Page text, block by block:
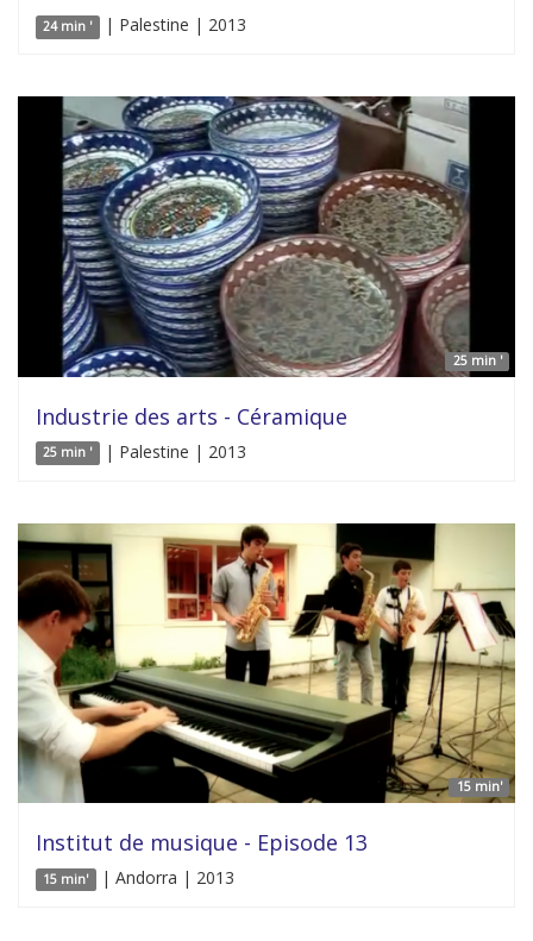
24 min ' | Palestine | 2013
25 min '
Industrie des arts - Céramique
25 min ' | Palestine | 2013
15 min'
Institut de musique - Episode 13
15 min' | Andorra | 2013